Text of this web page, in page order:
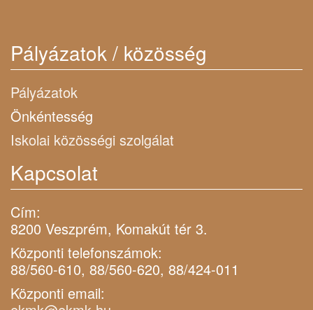
Pályázatok / közösség
Pályázatok
Önkéntesség
Iskolai közösségi szolgálat
Kapcsolat
Cím:
8200 Veszprém, Komakút tér 3.
Központi telefonszámok:
88/560-610, 88/560-620, 88/424-011
Központi email: